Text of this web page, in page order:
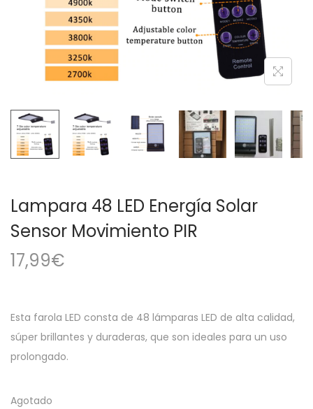
a
c
i
d
Lampara 48 LED Energía Solar
Sensor Movimiento PIR
17,99€
Esta farola LED consta de 48 lámparas LED de alta calidad,
súper brillantes y duraderas, que son ideales para un uso
prolongado.
Agotado